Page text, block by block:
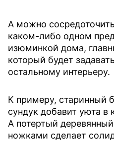
А можно
каком-либо одном
изюминкой дома,
который будет
остальному интерьеру.
К примеру, старинный
сундук добавит уюта в
А потертый
ножками сделает